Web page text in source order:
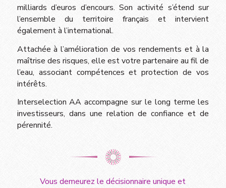
milliards d’euros d’encours. Son activité s’étend sur
l’ensemble du territoire français et intervient
également à l’international.
Attachée à l’amélioration de vos rendements et à la
maîtrise des risques, elle est votre partenaire au fil de
l’eau, associant compétences et protection de vos
intérêts.
Interselection AA accompagne sur le long terme les
investisseurs, dans une relation de confiance et de
pérennité.
Vous demeurez le décisionnaire unique et